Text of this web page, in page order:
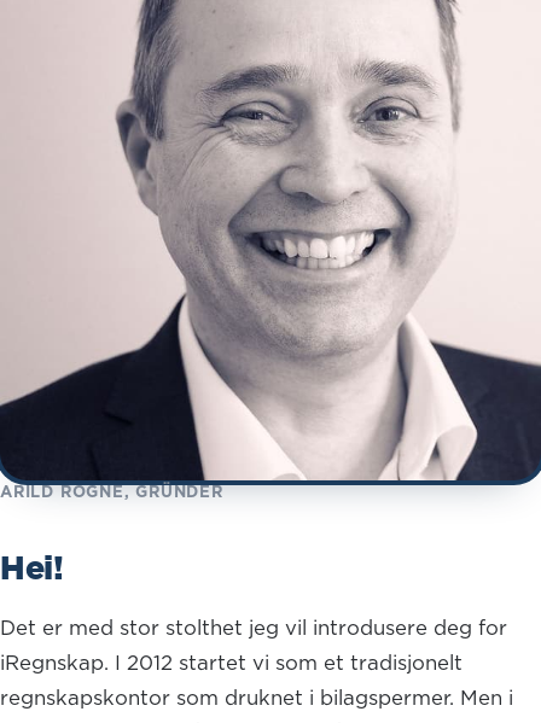
ARILD ROGNE, GRÜNDER
Hei!
Det er med stor stolthet jeg vil introdusere deg for
iRegnskap. I 2012 startet vi som et tradisjonelt
regnskapskontor som druknet i bilagspermer. Men i